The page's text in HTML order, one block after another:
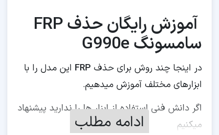
آموزش رایگان حذف FRP
سامسونگ G990e
در اینجا چند روش برای حذف FRP این مدل را با
ابزارهای مختلف آموزش میدهیم.
اگر دانش فنی استفاده از ابزار ها را ندارید پیشنهاد
میکنیم
ادامه مطلب